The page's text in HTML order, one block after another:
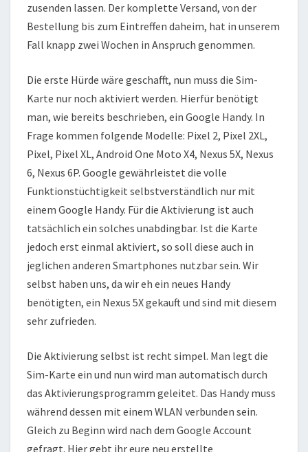
zusenden lassen. Der komplette Versand, von der
Bestellung bis zum Eintreffen daheim, hat in unserem
Fall knapp zwei Wochen in Anspruch genommen.
Die erste Hürde wäre geschafft, nun muss die Sim-
Karte nur noch aktiviert werden. Hierfür benötigt
man, wie bereits beschrieben, ein Google Handy. In
Frage kommen folgende Modelle: Pixel 2, Pixel 2XL,
Pixel, Pixel XL, Android One Moto X4, Nexus 5X, Nexus
6, Nexus 6P. Google gewährleistet die volle
Funktionstüchtigkeit selbstverständlich nur mit
einem Google Handy. Für die Aktivierung ist auch
tatsächlich ein solches unabdingbar. Ist die Karte
jedoch erst einmal aktiviert, so soll diese auch in
jeglichen anderen Smartphones nutzbar sein. Wir
selbst haben uns, da wir eh ein neues Handy
benötigten, ein Nexus 5X gekauft und sind mit diesem
sehr zufrieden.
Die Aktivierung selbst ist recht simpel. Man legt die
Sim-Karte ein und nun wird man automatisch durch
das Aktivierungsprogramm geleitet. Das Handy muss
während dessen mit einem WLAN verbunden sein.
Gleich zu Beginn wird nach dem Google Account
gefragt. Hier gebt ihr eure neu erstellte